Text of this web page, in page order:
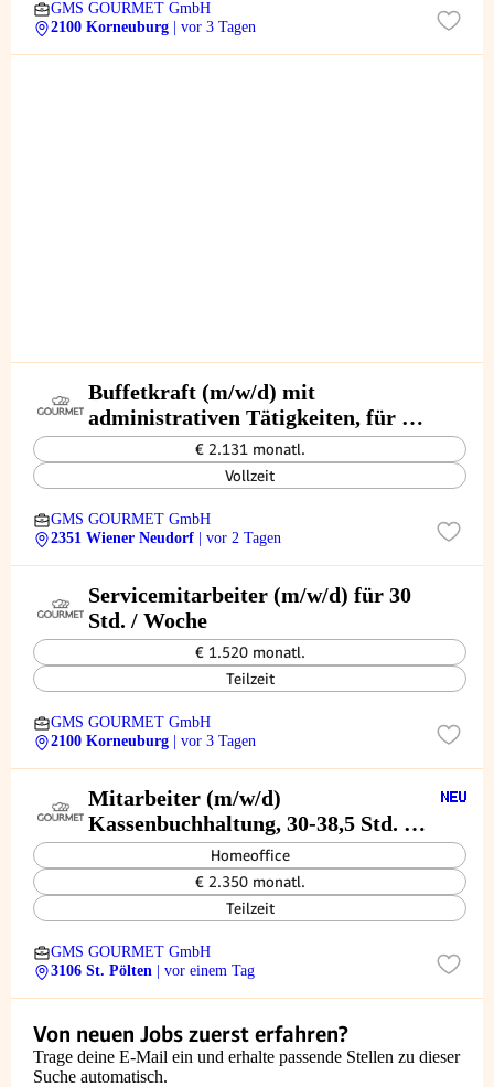
GMS GOURMET GmbH
2100 Korneuburg
| vor 3 Tagen
Buffetkraft (m/w/d) mit
administrativen Tätigkeiten, für 35
Std. / Woche€ 2.131 monatl.
Vollzeit
GMS GOURMET GmbH
2351 Wiener Neudorf
| vor 2 Tagen
Servicemitarbeiter (m/w/d) für 30
Std. / Woche
€ 1.520 monatl.
Teilzeit
GMS GOURMET GmbH
2100 Korneuburg
| vor 3 Tagen
Mitarbeiter (m/w/d)
Kassenbuchhaltung, 30-38,5 Std. /
Woche
Homeoffice
€ 2.350 monatl.
Teilzeit
GMS GOURMET GmbH
3106 St. Pölten
| vor einem Tag
Von neuen Jobs zuerst erfahren?
Trage deine E-Mail ein und erhalte passende Stellen zu dieser
Suche automatisch.